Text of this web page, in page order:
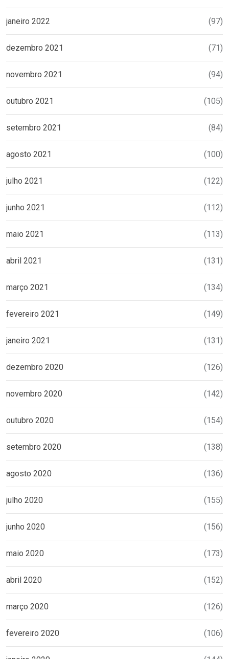
janeiro 2022 (97)
dezembro 2021 (71)
novembro 2021 (94)
outubro 2021 (105)
setembro 2021 (84)
agosto 2021 (100)
julho 2021 (122)
junho 2021 (112)
maio 2021 (113)
abril 2021 (131)
março 2021 (134)
fevereiro 2021 (149)
janeiro 2021 (131)
dezembro 2020 (126)
novembro 2020 (142)
outubro 2020 (154)
setembro 2020 (138)
agosto 2020 (136)
julho 2020 (155)
junho 2020 (156)
maio 2020 (173)
abril 2020 (152)
março 2020 (126)
fevereiro 2020 (106)